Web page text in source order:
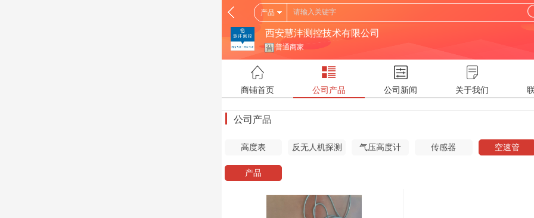
产品
西安慧沣测控技术有限公司
普通商家
商铺首页 公司产品 公司新闻 关于我们
公司产品
高度表
反无人机探测
气压高度计 传感器 空速管
产品